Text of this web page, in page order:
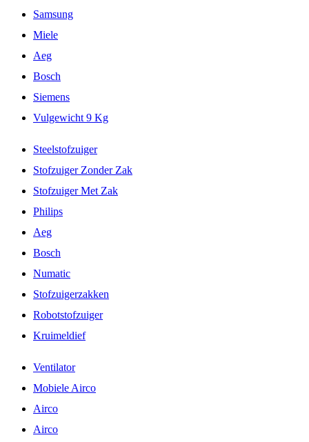
Samsung
Miele
Aeg
Bosch
Siemens
Vulgewicht 9 Kg
Steelstofzuiger
Stofzuiger Zonder Zak
Stofzuiger Met Zak
Philips
Aeg
Bosch
Numatic
Stofzuigerzakken
Robotstofzuiger
Kruimeldief
Ventilator
Mobiele Airco
Airco
Airco